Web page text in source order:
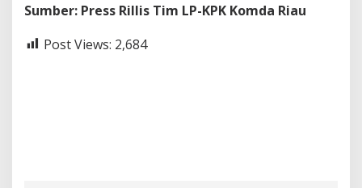
Sumber: Press Rillis Tim LP-KPK Komda Riau
Post Views: 2,684